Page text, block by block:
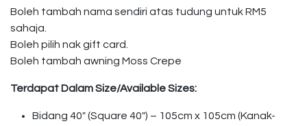
Boleh tambah nama sendiri atas tudung untuk RM5
sahaja.
Boleh pilih nak gift card.
Boleh tambah awning Moss Crepe
Terdapat Dalam Size/Available Sizes:
Bidang 40″ (Square 40″) – 105cm x 105cm (Kanak-